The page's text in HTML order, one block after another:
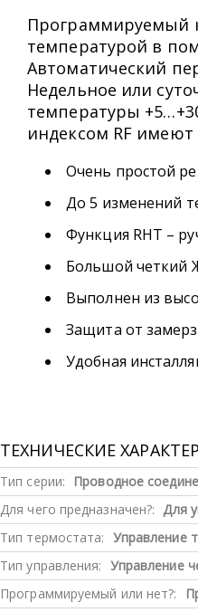
Программируемый
температурой в
Автоматический
Недельное или
температуры
индексом RF имеют
Очень простой
До 5 изменений
Функция RHT –
Большой четкий
Выполнен из
Защита от
Удобная
ТЕХНИЧЕСКИЕ
Тип серии:
Проводное
Для чего предназначен?: Для
Тип термостата: Управление
Тип управления: Управление
Программируемый или нет?: